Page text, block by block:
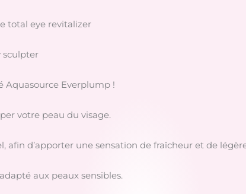
total eye revitalizer
sculpter
Aquasource Everplump !
votre peau du visage.
afin d’apporter une sensation de fraîcheur et de
aux peaux sensibles.